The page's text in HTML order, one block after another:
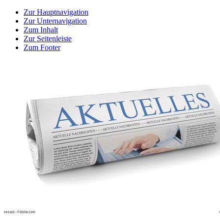
Zur Hauptnavigation
Zur Unternavigation
Zum Inhalt
Zur Seitenleiste
Zum Footer